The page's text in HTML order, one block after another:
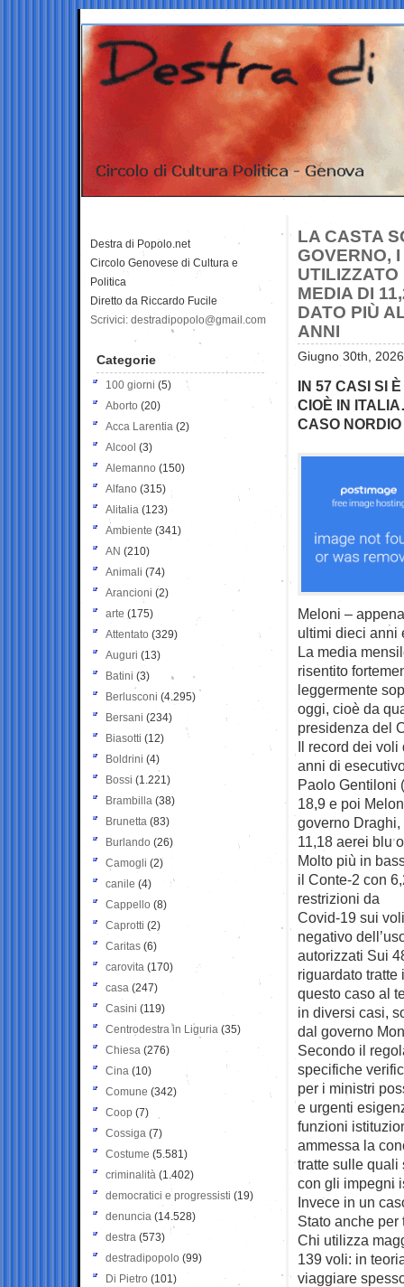
LA CASTA
GOVERNO,
UTILIZZATO
MEDIA DI
DATO PIÙ
ANNI
Giugno 30th,
IN 57 CASI SI
CIOÈ IN
CASO NORDIO
Meloni –
ultimi dieci anni
La media
risentito
leggermente
oggi, cioè da
presidenza del
Il record dei voli
anni di
Paolo Gentiloni
18,9 e poi
governo
11,18 aerei blu
Molto più in
il Conte-2 con
restrizioni da
Covid-19 sui
negativo
autorizzati Sui
riguardato tratte
questo caso al
in diversi casi,
dal governo
Secondo il
specifiche
per i ministri
e urgenti
funzioni
ammessa la
tratte sulle quali
con gli impegni
Invece in un
Stato anche per
Chi utilizza
139 voli: in
viaggiare
Destra di Popolo.net
Circolo Genovese di Cultura e
Politica
Diretto da Riccardo Fucile
Scrivici: destradipopolo@gmail.com
Categorie
100 giorni (5)
Aborto (20)
Acca Larentia (2)
Alcool (3)
Alemanno (150)
Alfano (315)
Alitalia (123)
Ambiente (341)
AN (210)
Animali (74)
Arancioni (2)
arte (175)
Attentato (329)
Auguri (13)
Batini (3)
Berlusconi (4.295)
Bersani (234)
Biasotti (12)
Boldrini (4)
Bossi (1.221)
Brambilla (38)
Brunetta (83)
Burlando (26)
Camogli (2)
canile (4)
Cappello (8)
Caprotti (2)
Caritas (6)
carovita (170)
casa (247)
Casini (119)
Centrodestra in Liguria (35)
Chiesa (276)
Cina (10)
Comune (342)
Coop (7)
Cossiga (7)
Costume (5.581)
criminalità (1.402)
democratici e progressisti (19)
denuncia (14.528)
destra (573)
destradipopolo (99)
Di Pietro (101)